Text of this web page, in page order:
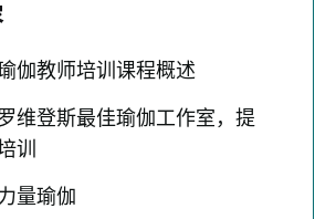
伽教师培训课程概述
维登斯最佳瑜伽工作室，提
训
量瑜伽